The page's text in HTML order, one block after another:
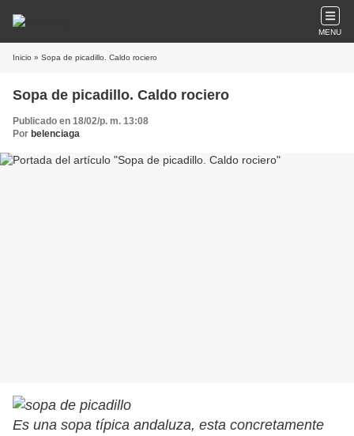
MENU
Inicio » Sopa de picadillo. Caldo rociero
Sopa de picadillo. Caldo rociero
Publicado en 18/02/p. m. 13:08
Por belenciaga
Es una sopa típica andaluza, esta concretamente